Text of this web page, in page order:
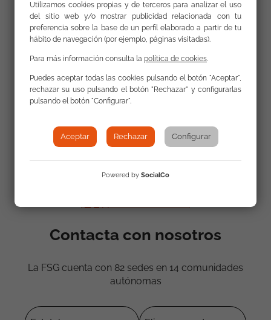
Contacta con nosotros
La FSG cuenta con 82 sedes en 14 comunidades
autónomas
Utilizamos cookies propias y de terceros para analizar el uso
del sitio web y/o mostrar publicidad relacionada con tu
preferencia sobre la base de un perfil elaborado a partir de tu
hábito de navegación (por ejemplo, páginas visitadas).
Para más información consulta la política de cookies.
Puedes aceptar todas las cookies pulsando el botón "Aceptar",
rechazar su uso pulsando el botón "Rechazar" y configurarlas
pulsando el botón "Configurar".
Aceptar Rechazar Configurar
Powered by SocialCo